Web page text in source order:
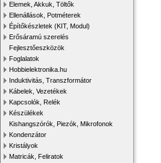
Elemek, Akkuk, Töltők
Ellenállások, Potméterek
Építőkészletek (KIT, Modul)
Erősáramú szerelés
Fejlesztőeszközök
Foglalatok
Hobbielektronika.hu
Induktivitás, Transzformátor
Kábelek, Vezetékek
Kapcsolók, Relék
Készülékek
Kishangszórók, Piezók, Mikrofonok
Kondenzátor
Kristályok
Matricák, Feliratok